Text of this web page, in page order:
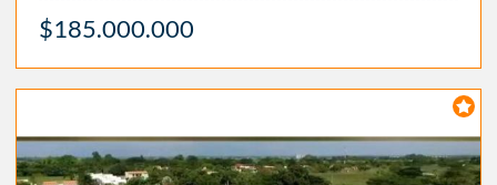
$185.000.000